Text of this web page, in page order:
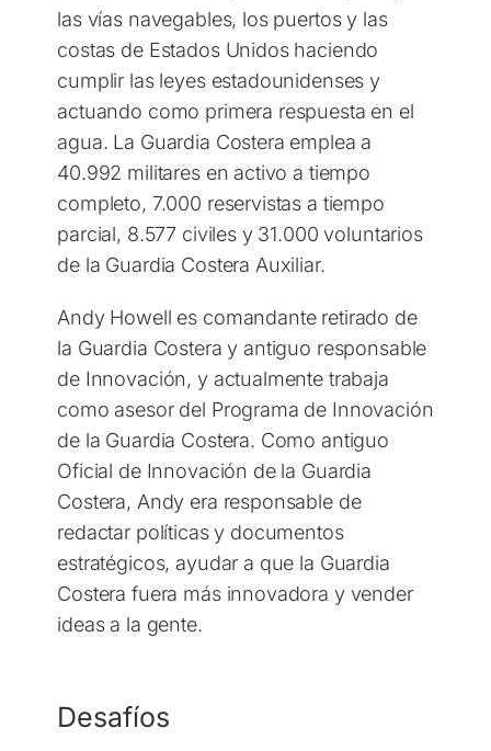
las vías navegables, los puertos y las
costas de Estados Unidos haciendo
cumplir las leyes estadounidenses y
actuando como primera respuesta en el
agua. La Guardia Costera emplea a
40.992 militares en activo a tiempo
completo, 7.000 reservistas a tiempo
parcial, 8.577 civiles y 31.000 voluntarios
de la Guardia Costera Auxiliar.
Andy Howell es comandante retirado de
la Guardia Costera y antiguo responsable
de Innovación, y actualmente trabaja
como asesor del Programa de Innovación
de la Guardia Costera. Como antiguo
Oficial de Innovación de la Guardia
Costera, Andy era responsable de
redactar políticas y documentos
estratégicos, ayudar a que la Guardia
Costera fuera más innovadora y vender
ideas a la gente.
Desafíos